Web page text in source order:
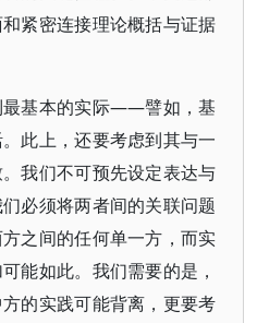
紧密连接理论概括与证据
最基本的实际——譬如，基
此上，还要考虑到其与一
我们不可预先设定表达与
必须将两者间的关联问题
之间的任何单一方，而实
能如此。我们需要的是，
的实践可能背离，更要考